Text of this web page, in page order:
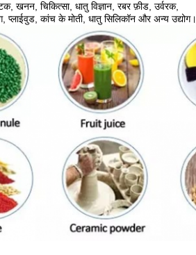
खनन, चिकित्सा, धातु विज्ञान, रबर फ़ीड, उर्वरक,
प्लाईवुड, कांच के मोती, धातु सिलिकॉन और अन्य उद्योग।